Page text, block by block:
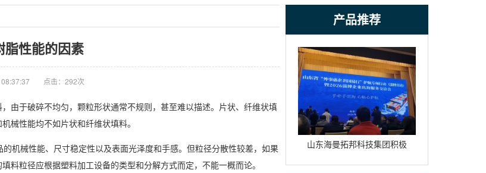
产品推荐
山东海曼拓邦科技集团积极
参与山东省“外事惠企，出国
脂性能的因素
点击：292次
由于破碎不均匀，颗粒形状通常不规则，甚至难以描述。片状、纤维状填
械性能均不如片状和纤维状填料。
机械性能、尺寸稳定性以及表面光泽度和手感。但粒径分散性较差，如果
粒径应根据塑料加工设备的类型和分解方式而定，不能一概而论。